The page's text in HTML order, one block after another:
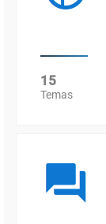
15
Temas